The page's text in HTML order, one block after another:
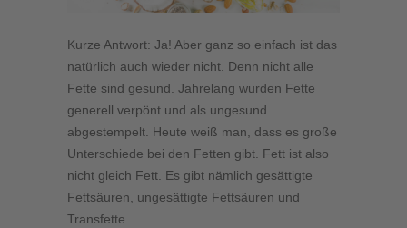
Kurze Antwort: Ja! Aber ganz so einfach ist das
natürlich auch wieder nicht. Denn nicht alle
Fette sind gesund. Jahrelang wurden Fette
generell verpönt und als ungesund
abgestempelt. Heute weiß man, dass es große
Unterschiede bei den Fetten gibt. Fett ist also
nicht gleich Fett. Es gibt nämlich gesättigte
Fettsäuren, ungesättigte Fettsäuren und
Transfette.